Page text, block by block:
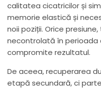
calitatea cicatricilor și
memorie elastică și
noii poziții. Orice
necontrolată în perioada
compromite rezultatul.
De aceea, recuperarea
etapă secundară, ci